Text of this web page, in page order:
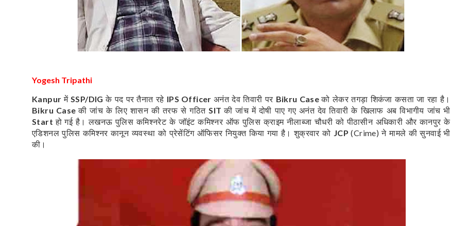
Yogesh Tripathi
Kanpur मेंSSP/DIG के पद पर तैनात रहे IPS Officerअनंत देव तिवारी पर Bikru Caseको लेकर तगड़ा शिकंजा कसता जा रहा है।
Bikru Case की जांच के लिए शासन की तरफ से गठितSIT की जांच में दोषी पाए गए अनंत देव तिवारी के खिलाफ अब विभागीय जांच भी
Startहो गई है। लखनऊ पुलिस कमिश्नरेट के जॉइंट कमिश्नर ऑफ पुलिस क्राइम नीलाब्जा चौधरी को पीठासीन अधिकारी और कानपुर के
एडिशनल पुलिस कमिश्नर कानून व्यवस्था को प्रेसेंटिंग ऑफिसर नियुक्त किया गया है। शुक्रवार को JCP (Crime) ने मामले की सुनवाई भी
की।